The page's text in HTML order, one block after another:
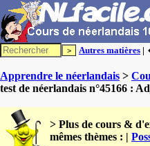
Autres matières |
Apprendre le néerlandais >
test de néerlandais n°45166 :
> Plus de cours &
mêmes thèmes : |